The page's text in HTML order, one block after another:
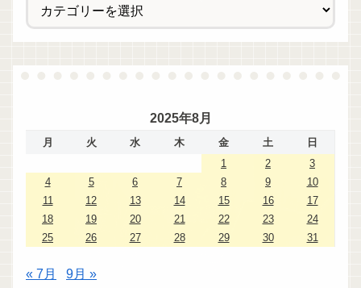
2025年8月
月 火 水 木 金 土
日
1
2
3
4
5 6 7 8 9
10
11
12 13 14 15 16
17
18
19 20 21 22 23
24
25
26 27 28 29 30 31
« 7月 9月 »